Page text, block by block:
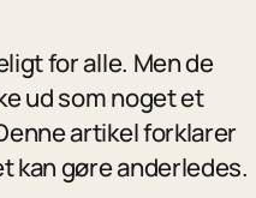
↗
↗
for alle. Men de
ud som noget et
artikel forklarer
kan gøre anderledes.